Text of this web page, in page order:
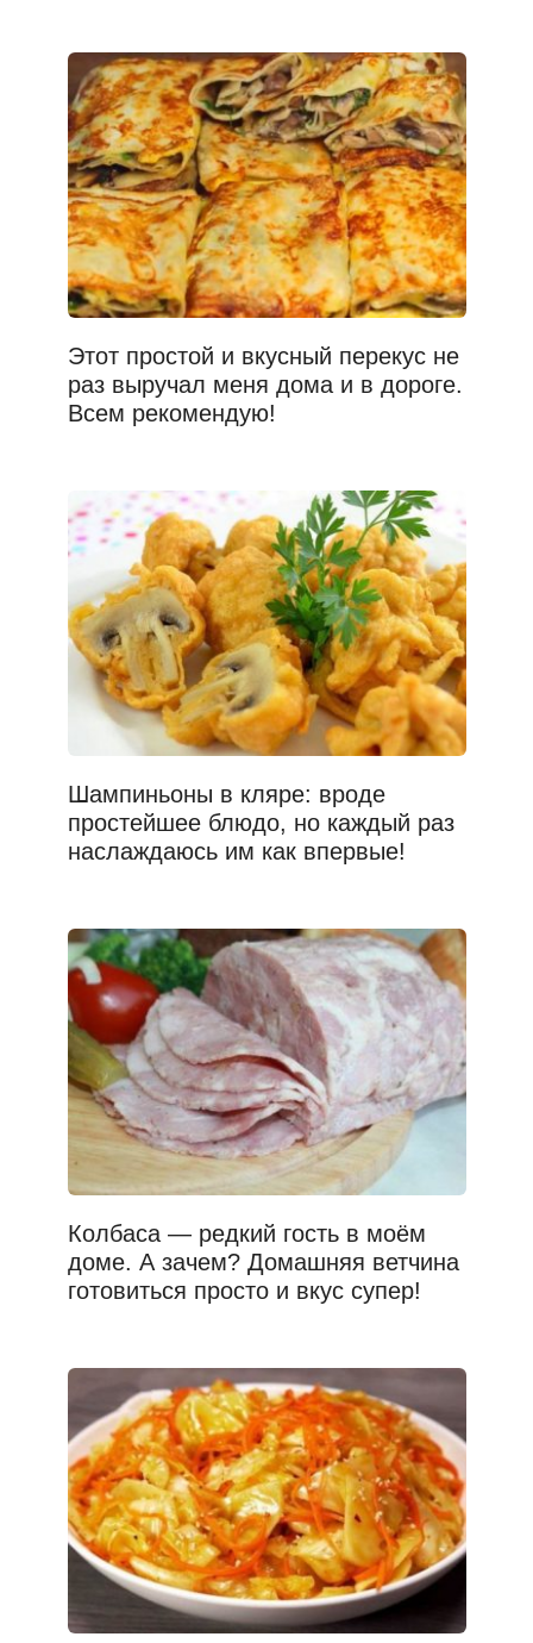
Этот простой и вкусный перекус не
раз выручал меня дома и в дороге.
Всем рекомендую!
Шампиньоны в кляре: вроде
простейшее блюдо, но каждый раз
наслаждаюсь им как впервые!
Колбаса — редкий гость в моём
доме. А зачем? Домашняя ветчина
готовиться просто и вкус супер!